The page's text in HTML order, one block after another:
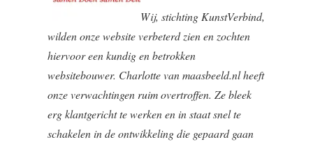
Wij, stichting KunstVerbind,
wilden onze website verbeterd zien en zochten
hiervoor een kundig en betrokken
websitebouwer. Charlotte van maasbeeld.nl heeft
onze verwachtingen ruim overtroffen. Ze bleek
erg klantgericht te werken en in staat snel te
schakelen in de ontwikkeling die gepaard gaan